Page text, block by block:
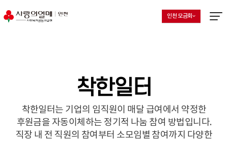
지회 선택 목록 열기
현재 선택된 지회
인천 모금회
착한일터
착한일터는 기업의 임직원이 매달 급여에서 약정한
후원금을 자동이체하는 정기적 나눔 참여 방법입니다.
직장 내 전 직원의 참여부터 소모임별 참여까지 다양한